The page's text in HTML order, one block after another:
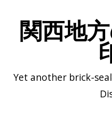
関西地
Yet another brick-